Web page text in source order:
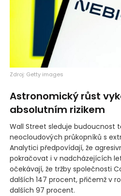
Zdroj: Getty images
Astronomický růst
absolutním rizikem
Wall Street sleduje budoucnost
neocloudových průkopníků s
Analytici předpovídají, že
pokračovat i v nadcházejících
očekávají, že tržby společnosti
dalších 147 procent, přičemž v
dalších 97 procent.